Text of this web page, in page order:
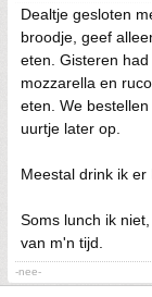
Dealtje gesloten
broodje, geef
eten. Gisteren
mozzarella en
eten. We
uurtje later op.
Meestal drink ik er
Soms lunch ik
van m'n tijd.
-nee-